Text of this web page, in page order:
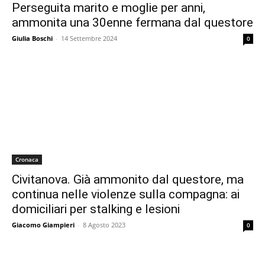
Perseguita marito e moglie per anni,
ammonita una 30enne fermana dal questore
Giulia Boschi - 14 Settembre 2024 0
Cronaca
Civitanova. Già ammonito dal questore, ma
continua nelle violenze sulla compagna: ai
domiciliari per stalking e lesioni
Giacomo Giampieri - 8 Agosto 2023 0